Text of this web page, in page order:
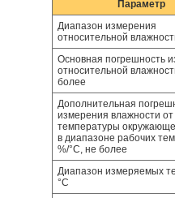
Параметр
Диапазон измерения
относительной
Основная погрешность
относительной
более
Дополнительная
измерения влажности от
температуры
в диапазоне рабочих
%/°С, не более
Диапазон измеряемых
°С